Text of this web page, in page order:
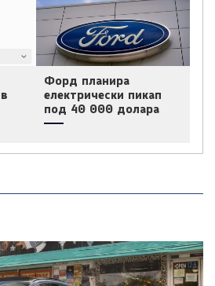
Форд планира
електрически пикап
под 40 000 долара